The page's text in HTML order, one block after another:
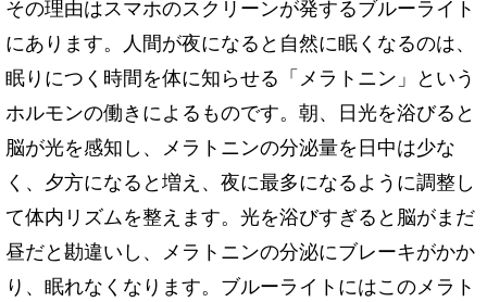
その理由はスマホのスクリーンが発するブルーライト
にあります。人間が夜になると自然に眠くなるのは、
眠りにつく時間を体に知らせる「メラトニン」という
ホルモンの働きによるものです。朝、日光を浴びると
脳が光を感知し、メラトニンの分泌量を日中は少な
く、夕方になると増え、夜に最多になるように調整し
て体内リズムを整えます。光を浴びすぎると脳がまだ
昼だと勘違いし、メラトニンの分泌にブレーキがかか
り、眠れなくなります。ブルーライトにはこのメラト